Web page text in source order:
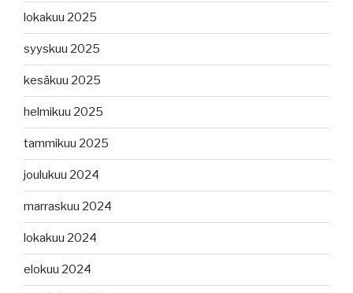
lokakuu 2025
syyskuu 2025
kesäkuu 2025
helmikuu 2025
tammikuu 2025
joulukuu 2024
marraskuu 2024
lokakuu 2024
elokuu 2024